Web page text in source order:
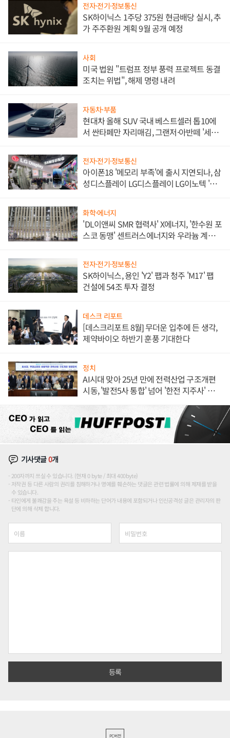
전자·전기·정보통신
SK하이닉스 1주당 375원 현금배당 실시, 추
가 주주환원 계획 9월 공개 예정
사회
미국 법원 "트럼프 정부 풍력 프로젝트 동결
조치는 위법", 해제 명령 내려
자동차·부품
현대차 올해 SUV 국내 베스트셀러 톱10에
서 싼타페만 자리매김, 그랜저·아반떼 '세단
전자·전기·정보통신
아이폰18 '메모리 부족'에 출시 지연되나, 삼
성디스플레이 LG디스플레이 LG이노텍 '탈
화학·에너지
'DL이앤씨 SMR 협력사' X에너지, '한수원 포
스코 동맹' 센트러스에너지와 우라늄 계약
전자·전기·정보통신
SK하이닉스, 용인 'Y2' 팹과 청주 'M17' 팹
건설에 54조 투자 결정
데스크 리포트
[데스크리포트 8월] 무더운 입추에 든 생각,
제약바이오 하반기 훈풍 기대한다
정치
AI시대 맞아 25년 만에 전력산업 구조개편
시동, '발전5사 통합' 넘어 '한전 지주사' 재편
기사댓글0개
200자까지 쓰실 수 있습니다. (현재 0 byte / 최대 400byte)
저작권 등 다른 사람의 권리를 침해하거나 명예를 훼손하는 댓글은 관련 법률에 의해 제재를 받을
수 있습니다.
타인에게 불쾌감을 주는 욕설 등 비하하는 단어가 내용에 포함되거나 인신공격성 글은 관리자의 판
단에 의해 삭제 합니다.
PC버전